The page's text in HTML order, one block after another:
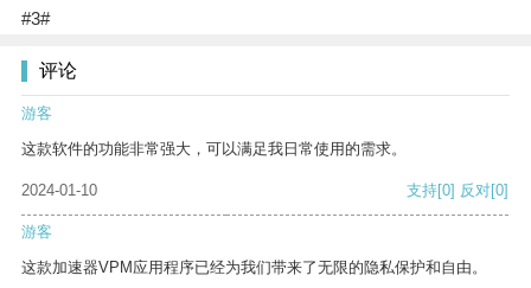
#3#
评论
游客
这款软件的功能非常强大，可以满足我日常使用的需求。
2024-01-10 支持[0] 反对[0]
游客
这款加速器VPM应用程序已经为我们带来了无限的隐私保护和自由。